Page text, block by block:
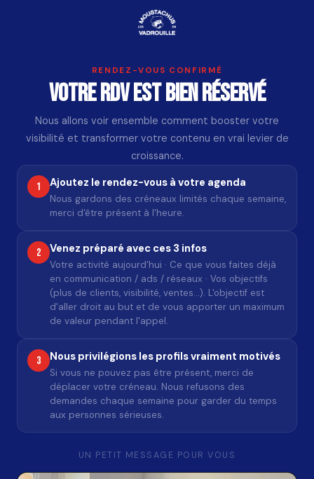
RENDEZ-VOUS CONFIRMÉ
Votre RDV est bien réservé
Nous allons voir ensemble comment booster votre
visibilité et transformer votre contenu en vrai levier de
croissance.
1 Ajoutez le rendez-vous à votre agenda
Nous gardons des créneaux limités chaque semaine,
merci d'être présent à l'heure.
2 Venez préparé avec ces 3 infos
Votre activité aujourd'hui · Ce que vous faites déjà
en communication / ads / réseaux · Vos objectifs
(plus de clients, visibilité, ventes…). L'objectif est
d'aller droit au but et de vous apporter un maximum
de valeur pendant l'appel.
3 Nous privilégions les profils vraiment motivés
Si vous ne pouvez pas être présent, merci de
déplacer votre créneau. Nous refusons des
demandes chaque semaine pour garder du temps
aux personnes sérieuses.
UN PETIT MESSAGE POUR VOUS